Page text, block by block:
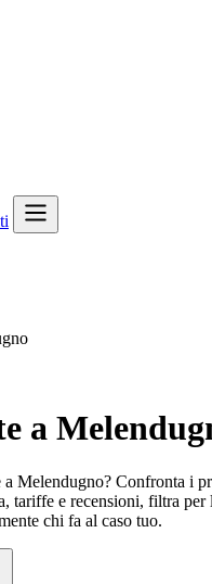
a
a Melendugno? Confronta i
tariffe e recensioni, filtra per
chi fa al caso tuo.